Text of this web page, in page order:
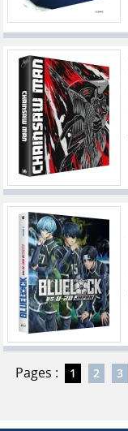
Pages : 1 2 3